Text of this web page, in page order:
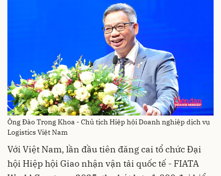
Ông Đào Trọng Khoa - Chủ tịch Hiệp hội Doanh nghiệp dịch vụ
Logistics Việt Nam
Với Việt Nam, lần đầu tiên đăng cai tổ chức Đại
hội Hiệp hội Giao nhận vận tải quốc tế - FIATA